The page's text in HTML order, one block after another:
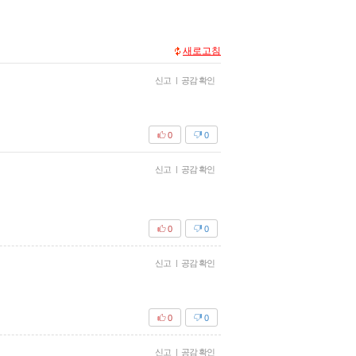
새로고침
신고 | 공감 확인
0
0
신고 | 공감 확인
0
0
신고 | 공감 확인
0
0
신고 | 공감 확인